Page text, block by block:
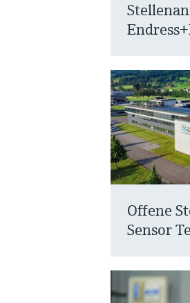
Offene
Sensor